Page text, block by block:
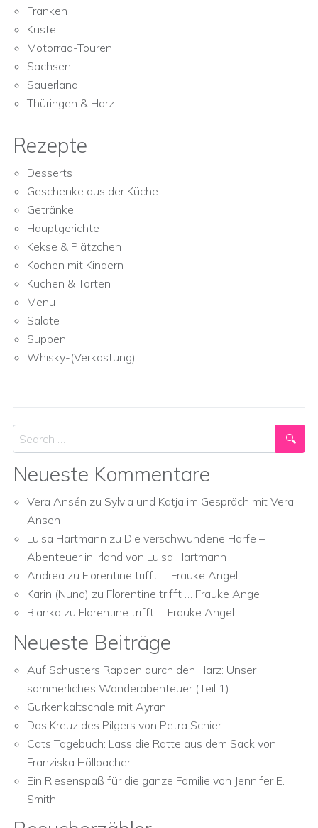
Franken
Küste
Motorrad-Touren
Sachsen
Sauerland
Thüringen & Harz
Rezepte
Desserts
Geschenke aus der Küche
Getränke
Hauptgerichte
Kekse & Plätzchen
Kochen mit Kindern
Kuchen & Torten
Menu
Salate
Suppen
Whisky-(Verkostung)
Search
Neueste Kommentare
Vera Ansén zu Sylvia und Katja im Gespräch mit Vera
Ansen
Luisa Hartmann zu Die verschwundene Harfe –
Abenteuer in Irland von Luisa Hartmann
Andrea zu Florentine trifft … Frauke Angel
Karin (Nuna) zu Florentine trifft … Frauke Angel
Bianka zu Florentine trifft … Frauke Angel
Neueste Beiträge
Auf Schusters Rappen durch den Harz: Unser
sommerliches Wanderabenteuer (Teil 1)
Gurkenkaltschale mit Ayran
Das Kreuz des Pilgers von Petra Schier
Cats Tagebuch: Lass die Ratte aus dem Sack von
Franziska Höllbacher
Ein Riesenspaß für die ganze Familie von Jennifer E.
Smith